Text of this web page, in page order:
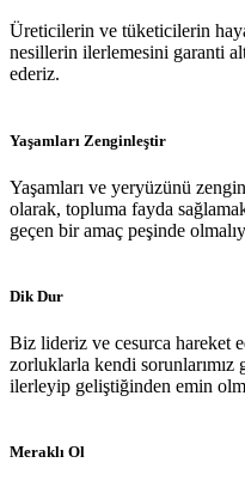
Üreticilerin ve tüketicilerin
nesillerin ilerlemesini garanti
ederiz.
Yaşamları Zenginleştir
Yaşamları ve yeryüzünü
olarak, topluma fayda
geçen bir amaç peşinde
Dik Dur
Biz lideriz ve cesurca hareket
zorluklarla kendi sorunlarımız
ilerleyip geliştiğinden emin
Meraklı Ol